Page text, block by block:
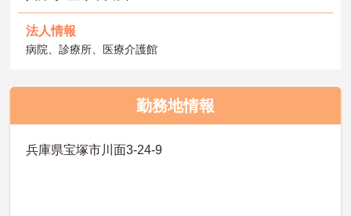
法人情報
病院、診療所、医療介護館
勤務地情報
兵庫県宝塚市川面3-24-9